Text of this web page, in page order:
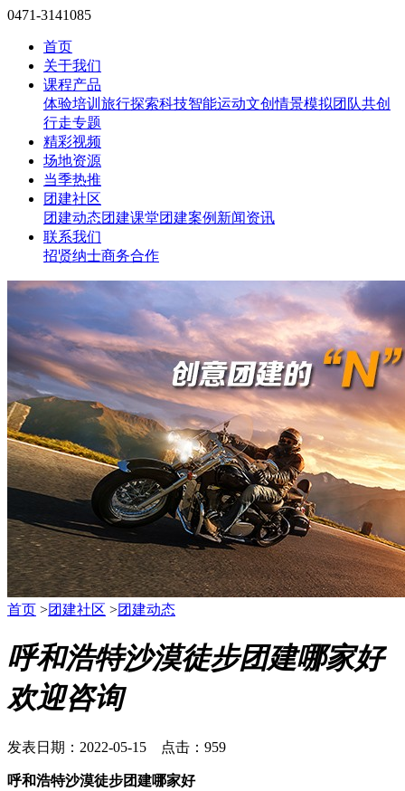
0471-3141085
首页
关于我们
课程产品
体验培训 旅行探索科技智能运动文创情景模拟团队共创
行走专题
精彩视频
场地资源
当季热推
团建社区
团建动态团建课堂团建案例 新闻资讯
联系我们
招贤纳士商务合作
首页 >团建社区 >团建动态
呼和浩特沙漠徒步团建哪家好
欢迎咨询
发表日期：2022-05-15 点击：959
呼和浩特沙漠徒步团建哪家好